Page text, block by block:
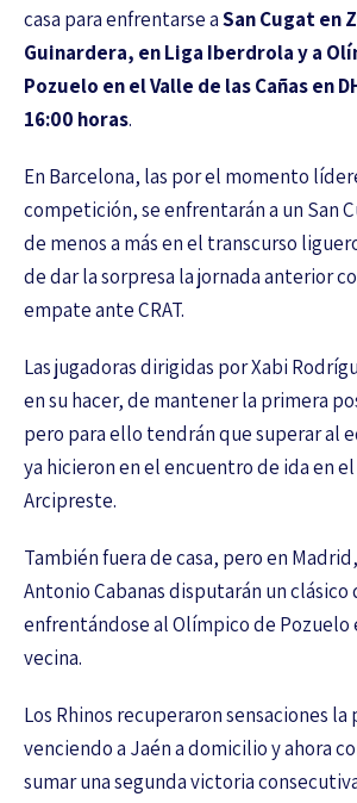
casa para enfrentarse aSan Cugat en
Guinardera, en Liga Iberdrola y a
Pozuelo en el Valle de las Cañas en
16:00 horas.
En Barcelona, las por el momento
competición, se enfrentarán a un San
de menos a más en el transcurso
de dar la sorpresa la jornada anterior
empate ante CRAT.
Las jugadoras dirigidas por Xabi
en su hacer, de mantener la primera
pero para ello tendrán que superar al
ya hicieron en el encuentro de ida en
Arcipreste.
También fuera de casa, pero en
Antonio Cabanas disputarán un clásico
enfrentándose al Olímpico de Pozuelo
vecina.
Los Rhinos recuperaron sensaciones la
venciendo a Jaén a domicilio y ahora
sumar una segunda victoria